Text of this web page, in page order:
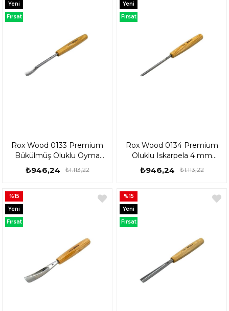
Rox Wood 0133 Premium
Bükülmüş Oluklu Oyma
Iskarpela 10 mm 153Rox0133
₺946,24 ₺1.113,22
Yeni
Ürün
Fırsat
Rox Wood 0134 Premium
Oluklu Iskarpela 4 mm
153Rox0134
₺946,24 ₺1.113,22
Yeni
Ürün
Fırsat
%15
Yeni
Ürün
Fırsat
%15
Yeni
Ürün
Fırsat